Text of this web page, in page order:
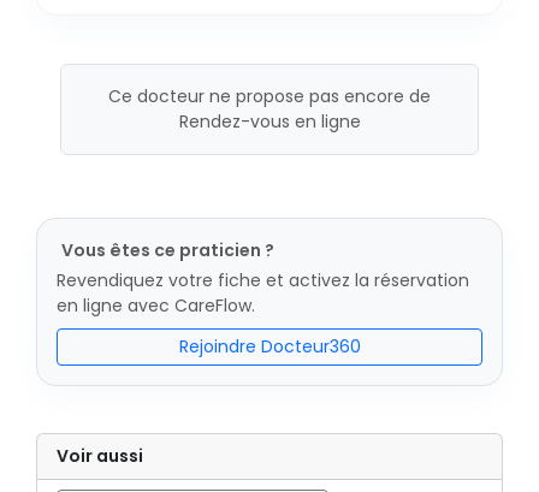
Ce docteur ne propose pas encore de
Rendez-vous en ligne
Vous êtes ce praticien ?
Revendiquez votre fiche et activez la réservation
en ligne avec CareFlow.
Rejoindre Docteur360
Voir aussi